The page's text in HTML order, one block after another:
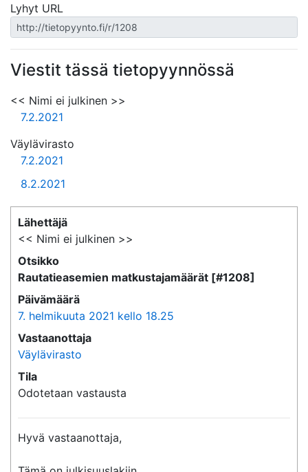
Lyhyt URL
Viestit tässä tietopyynnössä
<< Nimi ei julkinen >>
7.2.2021
Väylävirasto
7.2.2021
8.2.2021
Lähettäjä
<< Nimi ei julkinen >>
Otsikko
Rautatieasemien matkustajamäärät [#1208]
Päivämäärä
7. helmikuuta 2021 kello 18.25
Vastaanottaja
Väylävirasto
Tila
Odotetaan vastausta
Hyvä vastaanottaja,